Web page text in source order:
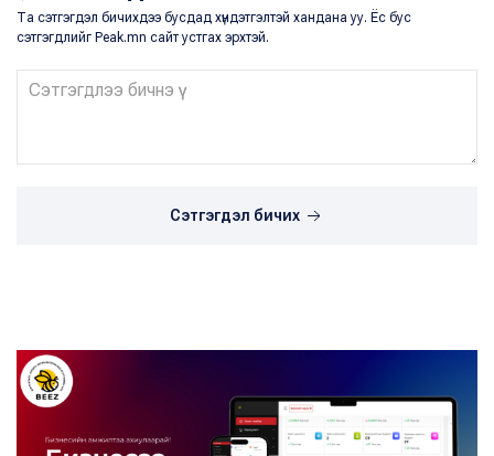
Та сэтгэгдэл бичихдээ бусдад хүндэтгэлтэй хандана уу. Ёс бус
сэтгэгдлийг Peak.mn сайт устгах эрхтэй.
Сэтгэгдэл бичих